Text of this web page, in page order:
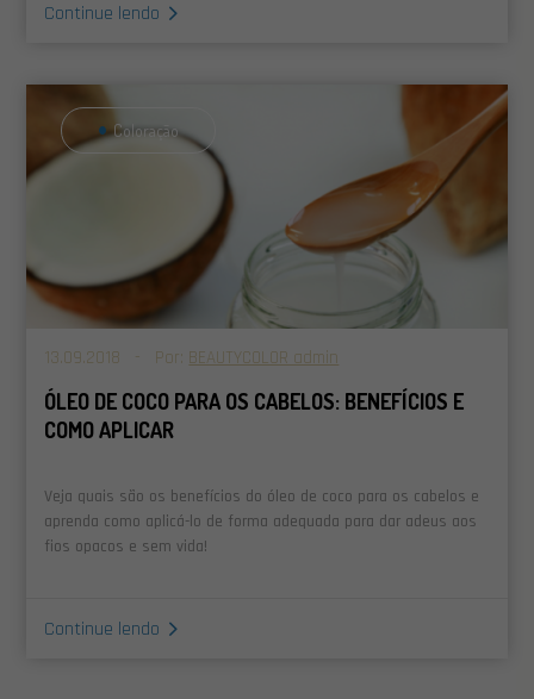
Continue lendo
Coloração
13.09.2018 - Por: BEAUTYCOLOR admin
ÓLEO DE COCO PARA OS CABELOS: BENEFÍCIOS E
COMO APLICAR
Veja quais são os benefícios do óleo de coco para os cabelos e
aprenda como aplicá-lo de forma adequada para dar adeus aos
fios opacos e sem vida!
Continue lendo